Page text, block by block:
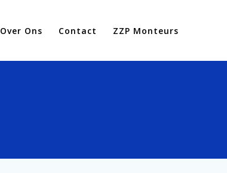
Over Ons Contact ZZP Monteurs